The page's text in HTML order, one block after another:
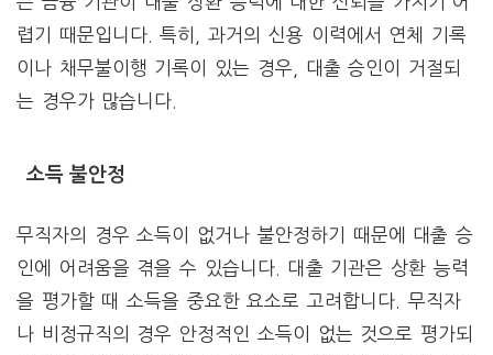
렵기 때문입니다. 특히, 과거의 신용 이력에서 연체 기록
이나 채무불이행 기록이 있는 경우, 대출 승인이 거절되
는 경우가 많습니다.
소득 불안정
무직자의 경우 소득이 없거나 불안정하기 때문에 대출 승
인에 어려움을 겪을 수 있습니다. 대출 기관은 상환 능력
을 평가할 때 소득을 중요한 요소로 고려합니다. 무직자
나 비정규직의 경우 안정적인 소득이 없는 것으로 평가되